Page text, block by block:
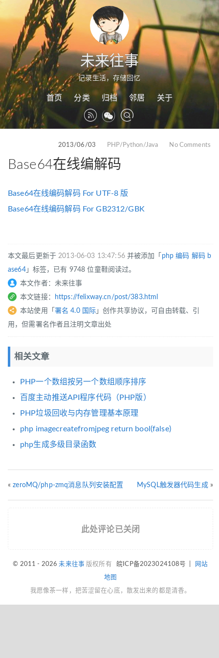
未来往事
记录生活，存储回忆
首页 分类 归档 邻居 关于
2013/06/03 PHP/Python/Java No Comments
Base64在线编解码
Base64在线编码解码 For UTF-8 版
Base64在线编码解码 For GB2312/GBK
本文最后更新于2013-06-03 13:47:56并被添加「 php 编码 解码 b
ase64」标签，已有 9748 位童鞋阅读过。
本文作者：未来往事
本文链接：
https://felixway.cn/post/383.html
本站使用「 署名 4.0 国际 」创作共享协议，可自由转载、引
用，但需署名作者且注明文章出处
相关文章
PHP一个数组按另一个数组顺序排序
百度主动推送API程序代码（PHP版）
PHP垃圾回收与内存管理基本原理
php imagecreatefromjpeg return bool(false)
php生成多级目录函数
«zeroMQ/php-zmq消息队列安装配置 MySQL触发器代码生成»
此处评论已关闭
© 2011 - 2026未来往事 版权所有 皖ICP备2023024108号 网站
地图
我愿像茶一样，把苦涩留在心底，散发出来的都是清香。